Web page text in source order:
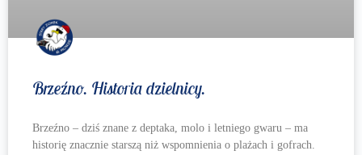
Brzeźno. Historia dzielnicy.
Brzeźno – dziś znane z deptaka, molo i letniego gwaru – ma
historię znacznie starszą niż wspomnienia o plażach i gofrach.